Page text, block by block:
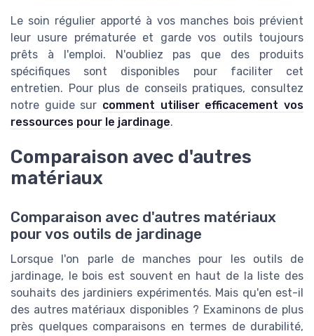
Le soin régulier apporté à vos manches bois prévient
leur usure prématurée et garde vos outils toujours
prêts à l'emploi. N'oubliez pas que des produits
spécifiques sont disponibles pour faciliter cet
entretien. Pour plus de conseils pratiques, consultez
notre guide sur comment utiliser efficacement vos
ressources pour le jardinage.
Comparaison avec d'autres
matériaux
Comparaison avec d'autres matériaux
pour vos outils de jardinage
Lorsque l'on parle de manches pour les outils de
jardinage, le bois est souvent en haut de la liste des
souhaits des jardiniers expérimentés. Mais qu'en est-il
des autres matériaux disponibles ? Examinons de plus
près quelques comparaisons en termes de durabilité,